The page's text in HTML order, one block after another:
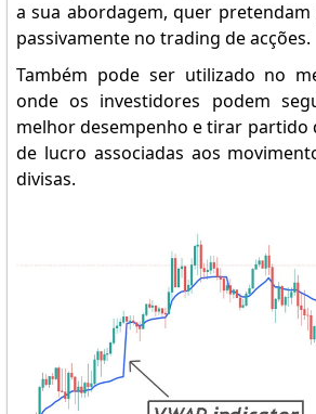
a sua abordagem, quer
passivamente no trading de acções.
Também pode ser utilizado no
onde os investidores podem
melhor desempenho e tirar partido
de lucro associadas aos
divisas.